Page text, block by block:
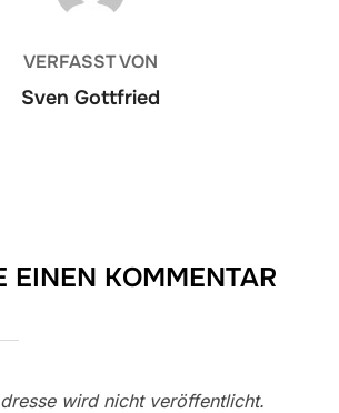
VERFASST VON
Sven Gottfried
EINEN KOMMENTAR
wird nicht veröffentlicht.